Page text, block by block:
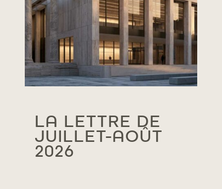
LA LETTRE DE
JUILLET-AOÛT
2026